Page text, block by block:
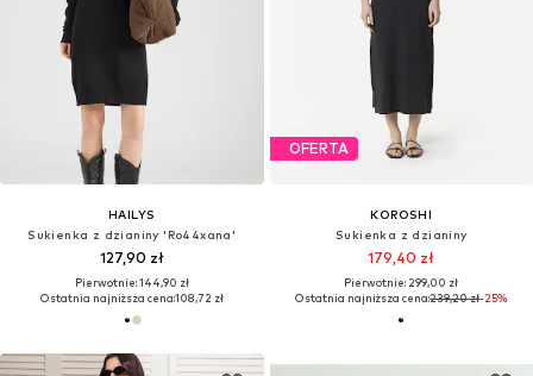
HAILYS
Sukienka z dzianiny 'Ro44xana'
127,90 zł
Pierwotnie: 144,90 zł
Ostatnia najniższa cena:108,72 zł
OFERTA
KOROSHI
Sukienka z dzianiny
179,40 zł
Pierwotnie: 299,00 zł
Ostatnia najniższa cena:239,20 zł-25%